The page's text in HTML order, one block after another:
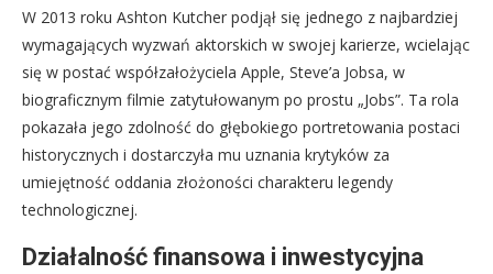
W 2013 roku Ashton Kutcher podjął się jednego z najbardziej
wymagających wyzwań aktorskich w swojej karierze, wcielając
się w postać współzałożyciela Apple, Steve’a Jobsa, w
biograficznym filmie zatytułowanym po prostu „Jobs”. Ta rola
pokazała jego zdolność do głębokiego portretowania postaci
historycznych i dostarczyła mu uznania krytyków za
umiejętność oddania złożoności charakteru legendy
technologicznej.
Działalność finansowa i inwestycyjna